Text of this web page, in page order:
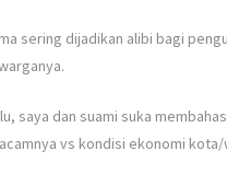
sering dijadikan alibi bagi
saya dan suami suka
vs kondisi ekonomi